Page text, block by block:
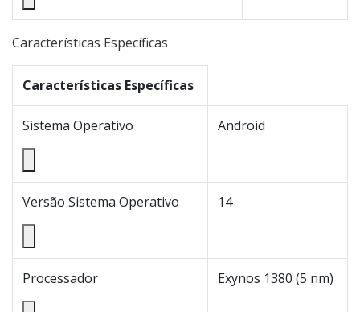
Características Específicas
Características Específicas
Sistema Operativo Android
Versão Sistema Operativo 14
Processador Exynos 1380 (5 nm)